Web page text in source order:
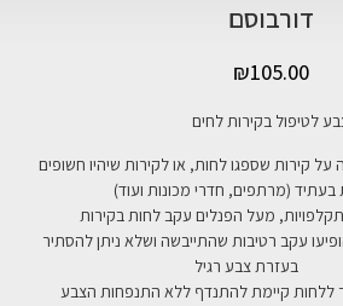
דורבוסם
₪105.00
לטיפול בקירות לחים
על קירות שספגו לחות, או לקירות שיהיו חשופים
בעתיד (מרתפים, חדרי מכונות ועוד)
מעל הפנלים עקב לחות בקירות
עקב רטיבות שהתייבשה ושלא ניתן להסתיר
בעזרת צבע רגיל
ללחות קיימת להתנדף ללא התנפחות הצבע